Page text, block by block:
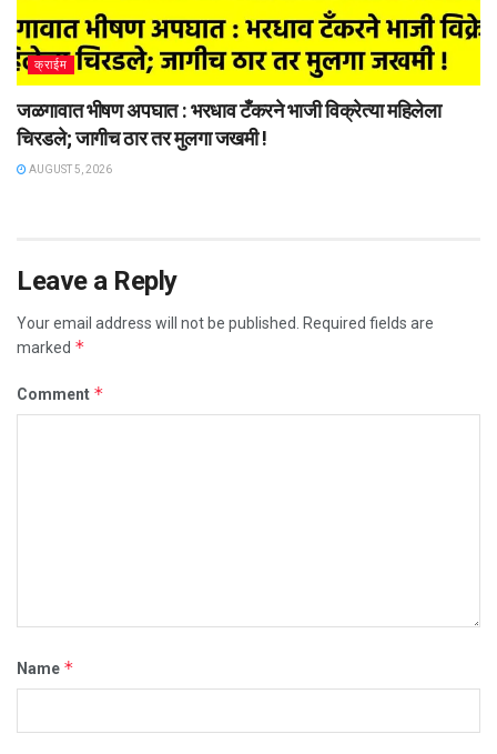
क्राईम
जळगावात भीषण अपघात : भरधाव टँकरने भाजी विक्रेत्या महिलेला
चिरडले; जागीच ठार तर मुलगा जखमी !
AUGUST 5, 2026
Leave a Reply
Your email address will not be published.
Required fields are
marked *
Comment *
Name *